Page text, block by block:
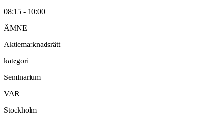
08:15 - 10:00
ÄMNE
Aktiemarknadsrätt
kategori
Seminarium
VAR
Stockholm